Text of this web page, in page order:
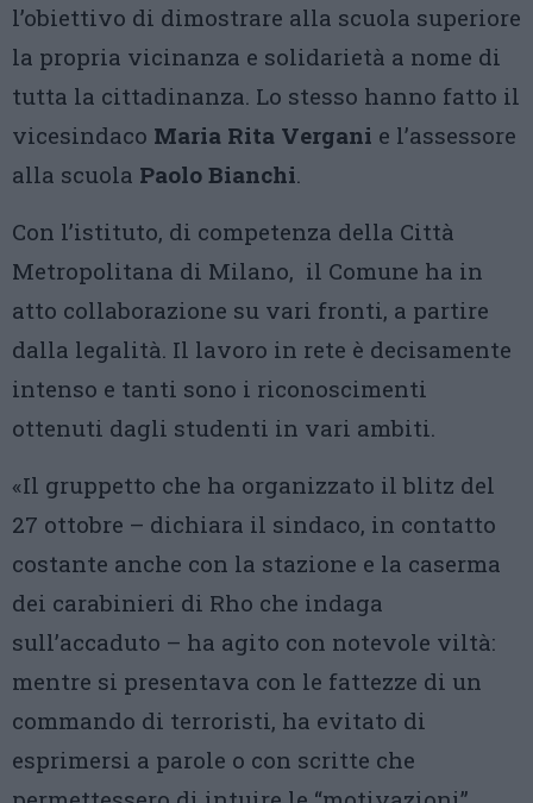
l’obiettivo di dimostrare alla scuola superiore
la propria vicinanza e solidarietà a nome di
tutta la cittadinanza. Lo stesso hanno fatto il
vicesindaco Maria Rita Vergani e l’assessore
alla scuola Paolo Bianchi.
Con l’istituto, di competenza della Città
Metropolitana di Milano, il Comune ha in
atto collaborazione su vari fronti, a partire
dalla legalità. Il lavoro in rete è decisamente
intenso e tanti sono i riconoscimenti
ottenuti dagli studenti in vari ambiti.
«Il gruppetto che ha organizzato il blitz del
27 ottobre – dichiara il sindaco, in contatto
costante anche con la stazione e la caserma
dei carabinieri di Rho che indaga
sull’accaduto – ha agito con notevole viltà:
mentre si presentava con le fattezze di un
commando di terroristi, ha evitato di
esprimersi a parole o con scritte che